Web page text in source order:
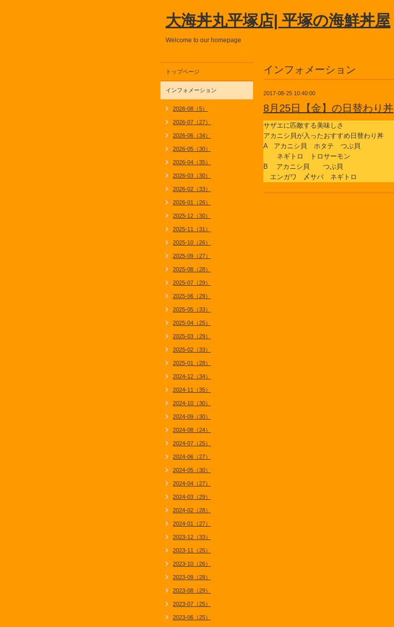
大海丼丸平塚店| 平塚の海鮮丼屋
Welcome to our homepage
インフォメーション
2017-08-25 10:40:00
8月25日【金】の日替わり丼
サザエに匹敵する美味しさ
アカニシ貝が入ったおすすめ日替わり丼
A アカニシ貝 ホタテ つぶ貝
ネギトロ トロサーモン
B アカニシ貝 つぶ貝
エンガワ 〆サバ ネギトロ
トップページ
インフォメーション
2026-08（5）
2026-07（27）
2026-06（34）
2026-05（30）
2026-04（35）
2026-03（30）
2026-02（33）
2026-01（26）
2025-12（30）
2025-11（31）
2025-10（26）
2025-09（27）
2025-08（28）
2025-07（29）
2025-06（29）
2025-05（33）
2025-04（25）
2025-03（29）
2025-02（33）
2025-01（28）
2024-12（34）
2024-11（35）
2024-10（30）
2024-09（30）
2024-08（24）
2024-07（25）
2024-06（27）
2024-05（30）
2024-04（27）
2024-03（29）
2024-02（28）
2024-01（27）
2023-12（33）
2023-11（25）
2023-10（26）
2023-09（28）
2023-08（29）
2023-07（25）
2023-06（25）